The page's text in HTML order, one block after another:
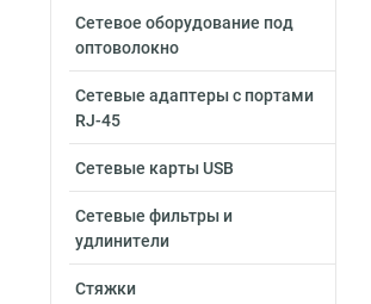
Сетевое оборудование под
оптоволокно
Сетевые адаптеры с портами
RJ-45
Сетевые карты USB
Сетевые фильтры и
удлинители
Стяжки